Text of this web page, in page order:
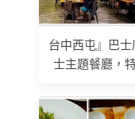
台中西屯』巴
士主題餐廳，